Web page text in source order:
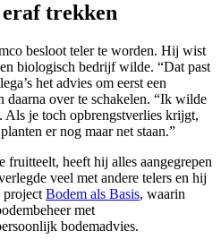
trekken
besloot teler te worden. Hij wist
biologisch bedrijf wilde. “Dat past
het advies om eerst een
daarna over te schakelen. “Ik wilde
Als je toch opbrengstverlies krijgt,
er nog maar net staan.”
heeft hij alles aangegrepen
veel met andere telers en hij
Bodem als Basis, waarin
met
bodemadvies.